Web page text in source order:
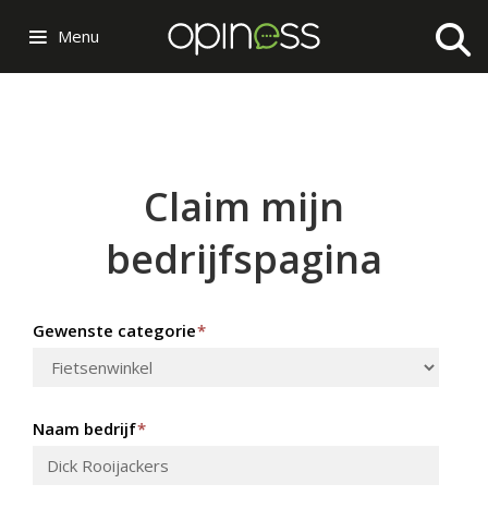
Menu
Claim mijn
bedrijfspagina
Gewenste categorie*
Naam bedrijf*